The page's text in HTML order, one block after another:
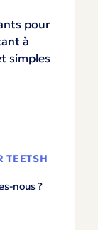
pour
à
simples
TEETSH
nous ?